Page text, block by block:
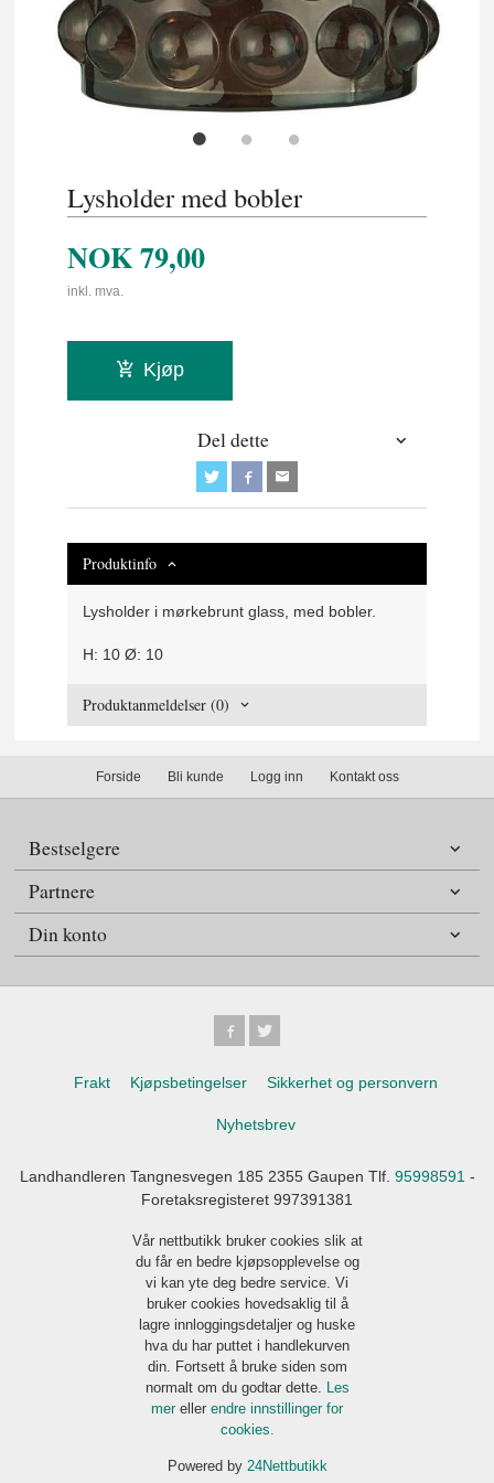
Lysholder med bobler
NOK79,00
inkl. mva.
Kjøp
Del dette
Produktinfo
Lysholder i mørkebrunt glass, med bobler.
H: 10 Ø: 10
Produktanmeldelser (0)
Forside Bli kunde Logg inn Kontakt oss
Bestselgere
Partnere
Din konto
Frakt Kjøpsbetingelser Sikkerhet og personvern
Nyhetsbrev
Landhandleren Tangnesvegen 185 2355 Gaupen Tlf. 95998591 -
Foretaksregisteret 997391381
Vår nettbutikk bruker cookies slik at
du får en bedre kjøpsopplevelse og
vi kan yte deg bedre service. Vi
bruker cookies hovedsaklig til å
lagre innloggingsdetaljer og huske
hva du har puttet i handlekurven
din. Fortsett å bruke siden som
normalt om du godtar dette. Les
mer eller endre innstillinger for
cookies.
Powered by 24Nettbutikk